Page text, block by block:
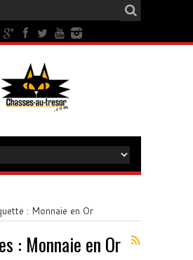
: Monnaie en Or
: Monnaie en Or